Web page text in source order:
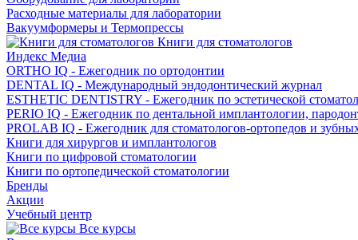
Расходные материалы для лаборатории
Вакуумформеры и Термопрессы
Книги для стоматологов
Индекс Медиа
ORTHO IQ - Ежегодник по ортодонтии
DENTAL IQ - Международный эндодонтический журнал
ESTHETIC DENTISTRY - Ежегодник по эстетической
PERIO IQ - Ежегодник по дентальной имплантологии,
PROLAB IQ - Ежегодник для стоматологов-ортопедов и
Книги для хирургов и имплантологов
Книги по цифровой стоматологии
Книги по ортопедической стоматологии
Бренды
Акции
Учебный центр
Все курсы